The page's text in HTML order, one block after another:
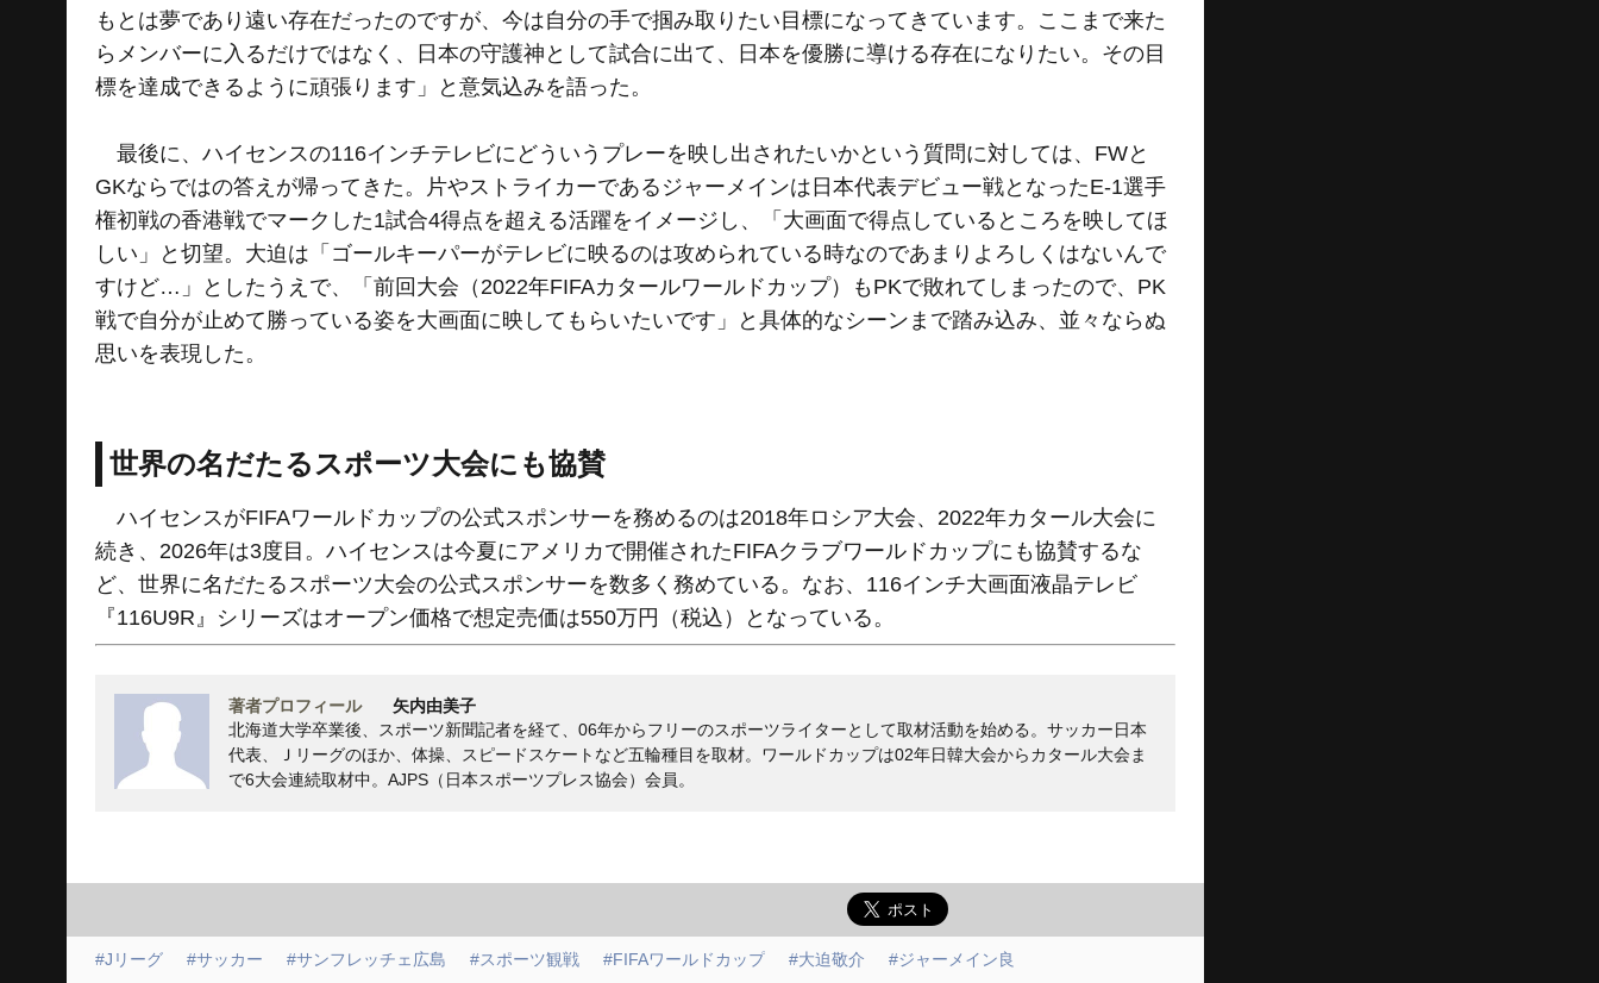
もとは夢であり遠い存在だったのですが、今は自分の手で掴み取りたい目標になってきています。ここまで来た
らメンバーに入るだけではなく、日本の守護神として試合に出て、日本を優勝に導ける存在になりたい。その目
標を達成できるように頑張ります」と意気込みを語った。
最後に、ハイセンスの116インチテレビにどういうプレーを映し出されたいかという質問に対しては、FWと
GKならではの答えが帰ってきた。片やストライカーであるジャーメインは日本代表デビュー戦となったE-1選手
権初戦の香港戦でマークした1試合4得点を超える活躍をイメージし、「大画面で得点しているところを映してほ
しい」と切望。大迫は「ゴールキーパーがテレビに映るのは攻められている時なのであまりよろしくはないんで
すけど…」としたうえで、「前回大会（2022年FIFAカタールワールドカップ）もPKで敗れてしまったので、PK
戦で自分が止めて勝っている姿を大画面に映してもらいたいです」と具体的なシーンまで踏み込み、並々ならぬ
思いを表現した。
世界の名だたるスポーツ大会にも協賛
ハイセンスがFIFAワールドカップの公式スポンサーを務めるのは2018年ロシア大会、2022年カタール大会に
続き、2026年は3度目。ハイセンスは今夏にアメリカで開催されたFIFAクラブワールドカップにも協賛するな
ど、世界に名だたるスポーツ大会の公式スポンサーを数多く務めている。なお、116インチ大画面液晶テレビ
『116U9R』シリーズはオープン価格で想定売価は550万円（税込）となっている。
著者プロフィール
矢内由美子
北海道大学卒業後、スポーツ新聞記者を経て、06年からフリーのスポーツライターとして取材活動を始める。サッカー日本
代表、Ｊリーグのほか、体操、スピードスケートなど五輪種目を取材。ワールドカップは02年日韓大会からカタール大会ま
で6大会連続取材中。AJPS（日本スポーツプレス協会）会員。
#Jリーグ #サッカー #サンフレッチェ広島 #スポーツ観戦 #FIFAワールドカップ #⼤迫敬介 #ジャーメイン良